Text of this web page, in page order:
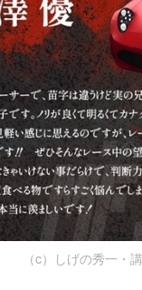
（c）しげの秀一・